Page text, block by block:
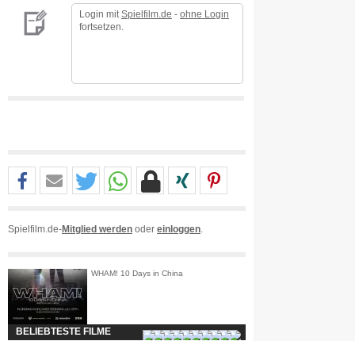
Login mit Spielfilm.de - ohne Login
fortsetzen.
Spielfilm.de-Mitglied werden oder einloggen
WHAM! 10 Days in China
BELIEBTESTE FILME